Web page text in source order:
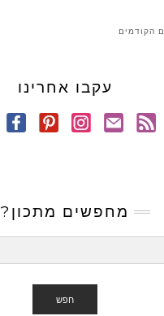
הקודמים
עקבו אחרינו
מחפשים מתכון?
חפש